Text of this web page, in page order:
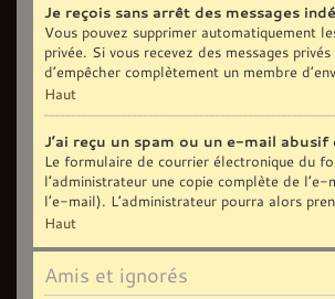
Je reçois sans arrêt des messages
Vous pouvez supprimer automatiquement
privée. Si vous recevez des messages
d’empêcher complètement un membre
Haut
J’ai reçu un spam ou un e-mail
Le formulaire de courrier électronique du
l’administrateur une copie complète de
l’e-mail). L’administrateur pourra alors
Haut
Amis et ignorés